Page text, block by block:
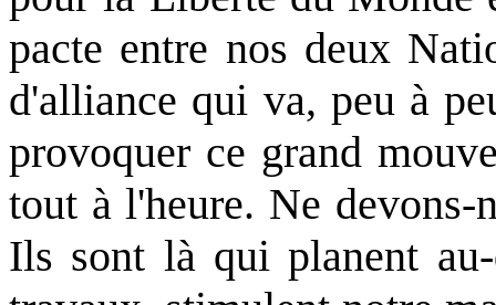
pacte entre nos deux
d'alliance qui va, peu à
provoquer ce grand
tout à l'heure. Ne devons-
Ils sont là qui planent